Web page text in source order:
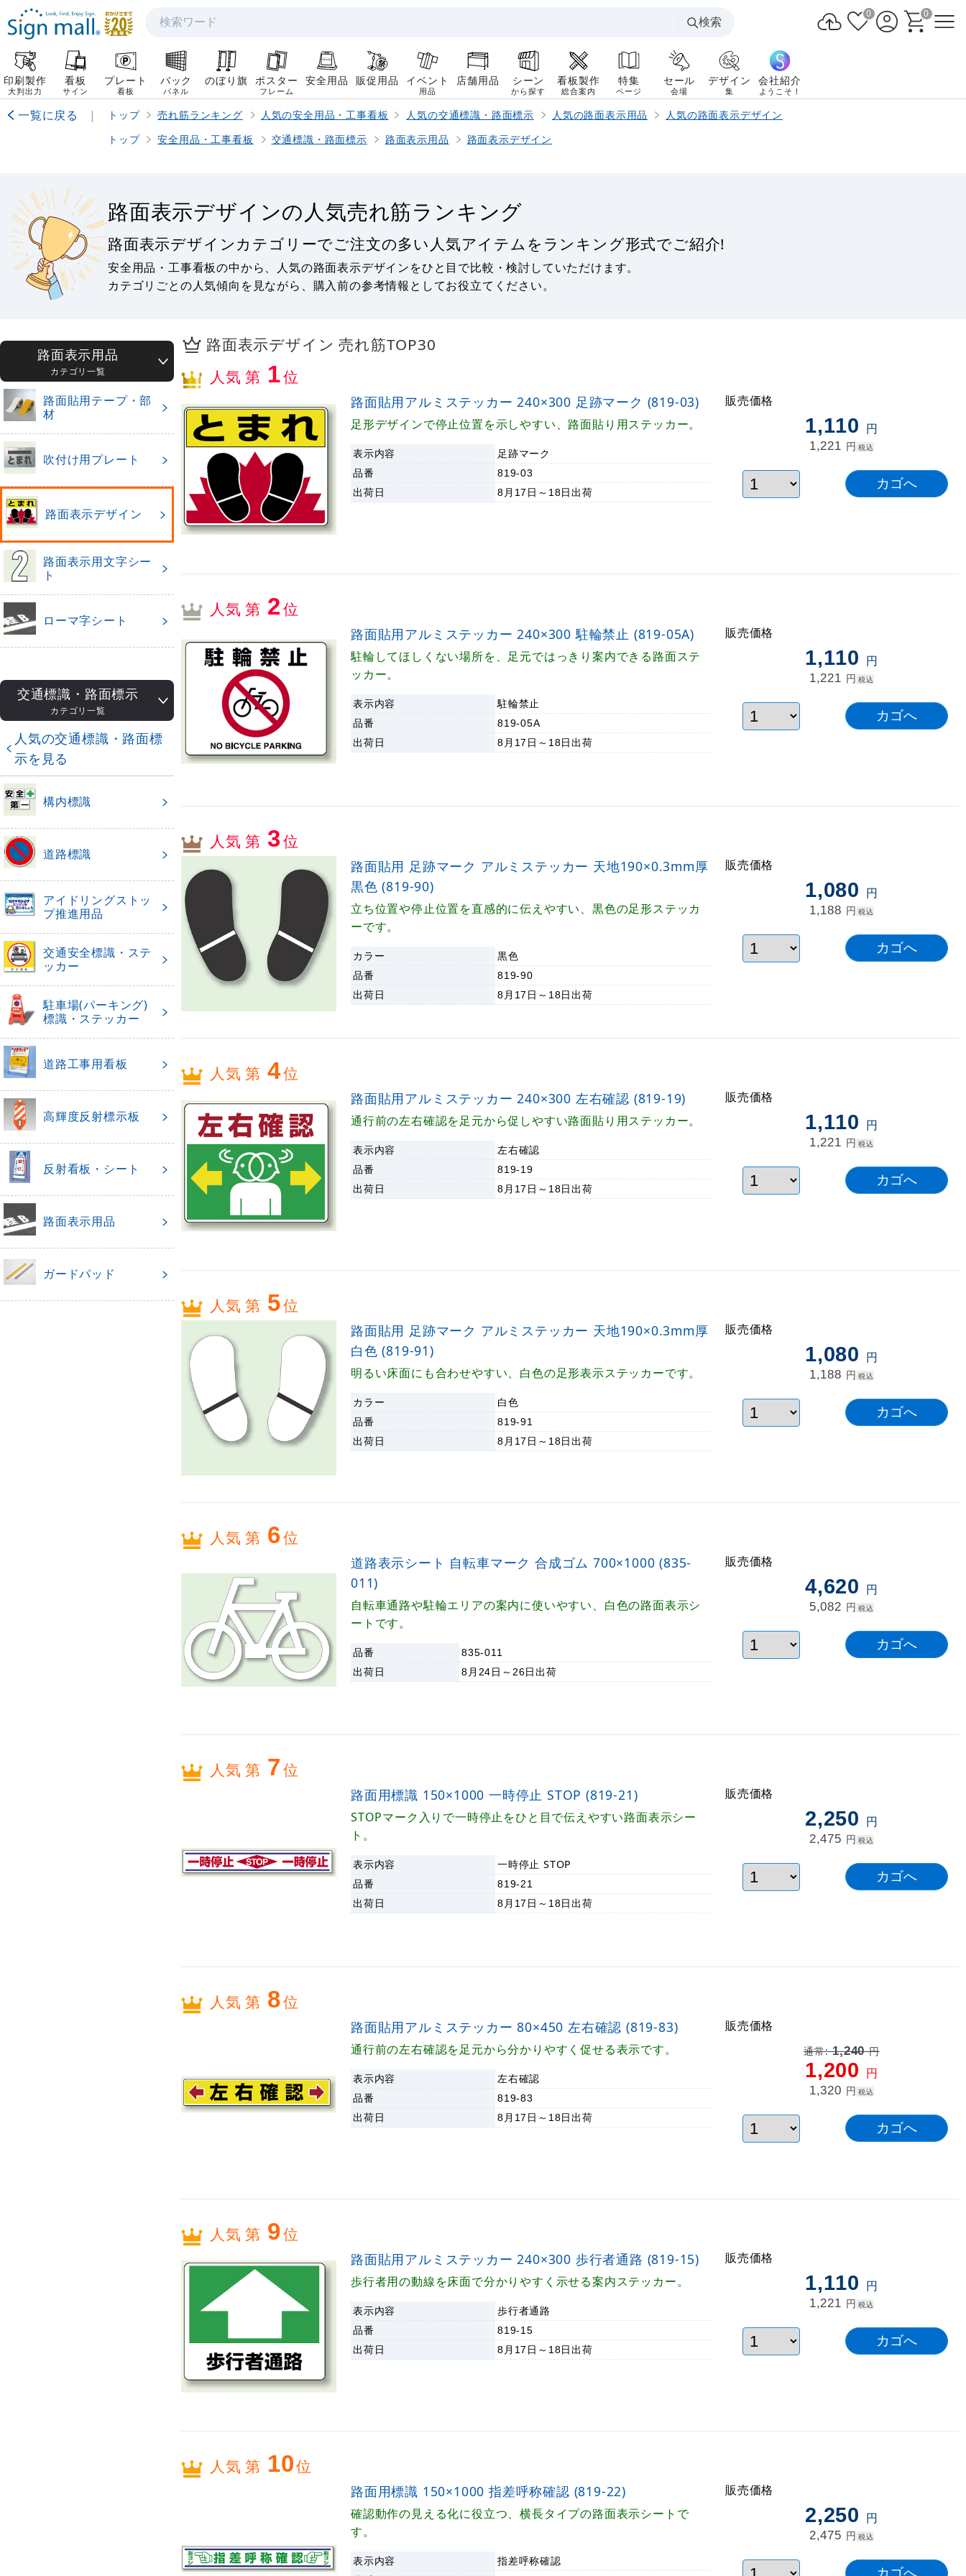
検索
検索
0 0
印刷製作
大判出力
看板
サイン
プレート
看板
バック
パネル
のぼり旗 ポスター
フレーム
安全用品 販促用品 イベント
用品
店舗用品 シーン
から探す
看板製作
総合案内
特集
ページ
セール
会場
デザイン
集
会社紹介
ようこそ！
一覧に戻る | トップ 売れ筋ランキング 人気の安全用品・工事看板 人気の交通標識・路面標示 人気の路面表示用品
人気の路面表示デザイン
トップ
安全用品・工事看板 交通標識・路面標示 路面表示用品 路面表示デザイン
路面表示デザインの人気売れ筋ランキング
路面表示デザインカテゴリーでご注文の多い人気アイテムをランキング形式でご紹介!
安全用品・工事看板の中から、人気の路面表示デザインをひと目で比較・検討していただけます。
カテゴリごとの人気傾向を見ながら、購入前の参考情報としてお役立てください。
路面表示デザイン 売れ筋TOP30
人気 第 1位
路面貼用アルミステッカー 240×300 足跡マーク (819-03)
足形デザインで停止位置を示しやすい、路面貼り用ステッカー。
表示内容
足跡マーク
品番
819-03
出荷日 8月17日～18日出荷
販売価格
1,110 円
1,221 円 税込
人気 第 2位
路面貼用アルミステッカー 240×300 駐輪禁止 (819-05A)
駐輪してほしくない場所を、足元ではっきり案内できる路面ステ
ッカー。
表示内容
駐輪禁止
品番
819-05A
出荷日 8月17日～18日出荷
販売価格
1,110 円
1,221 円 税込
人気 第 3位
路面貼用 足跡マーク アルミステッカー 天地190×0.3mm厚
黒色 (819-90)
立ち位置や停止位置を直感的に伝えやすい、黒色の足形ステッカ
ーです。
カラー
黒色
品番
819-90
出荷日 8月17日～18日出荷
販売価格
1,080 円
1,188 円 税込
人気 第 4位
路面貼用アルミステッカー 240×300 左右確認 (819-19)
通行前の左右確認を足元から促しやすい路面貼り用ステッカー。
表示内容
左右確認
品番
819-19
出荷日 8月17日～18日出荷
販売価格
1,110 円
1,221 円 税込
人気 第 5位
路面貼用 足跡マーク アルミステッカー 天地190×0.3mm厚
白色 (819-91)
明るい床面にも合わせやすい、白色の足形表示ステッカーです。
カラー
白色
品番
819-91
出荷日 8月17日～18日出荷
販売価格
1,080 円
1,188 円 税込
人気 第 6位
道路表示シート 自転車マーク 合成ゴム 700×1000 (835-
011)
自転車通路や駐輪エリアの案内に使いやすい、白色の路面表示シ
ートです。
品番 835-011
出荷日 8月24日～26日出荷
販売価格
4,620 円
5,082 円 税込
人気 第 7位
路面用標識 150×1000 一時停止 STOP (819-21)
STOPマーク入りで一時停止をひと目で伝えやすい路面表示シー
ト。
表示内容
一時停止 STOP
品番
819-21
出荷日 8月17日～18日出荷
販売価格
2,250 円
2,475 円 税込
人気 第 8位
路面貼用アルミステッカー 80×450 左右確認 (819-83)
通行前の左右確認を足元から分かりやすく促せる表示です。
表示内容
左右確認
品番
819-83
出荷日 8月17日～18日出荷
販売価格
通常:1,240円
1,200 円
1,320 円 税込
人気 第 9位
路面貼用アルミステッカー 240×300 歩行者通路 (819-15)
歩行者用の動線を床面で分かりやすく示せる案内ステッカー。
表示内容
歩行者通路
品番
819-15
出荷日 8月17日～18日出荷
販売価格
1,110 円
1,221 円 税込
人気 第 10位
路面用標識 150×1000 指差呼称確認 (819-22)
確認動作の見える化に役立つ、横長タイプの路面表示シートで
す。
表示内容
指差呼称確認
販売価格
2,250 円
2,475 円 税込
路面表示用品
カテゴリ一覧
路面貼用テープ・部
材
吹付け用プレート
路面表示デザイン
路面表示用文字シー
ト
ローマ字シート
交通標識・路面標示
カテゴリ一覧
人気の交通標識・路面標
示を見る
構内標識
道路標識
アイドリングストッ
プ推進用品
交通安全標識・ステ
ッカー
駐車場(パーキング)
標識・ステッカー
道路工事用看板
高輝度反射標示板
反射看板・シート
路面表示用品
ガードパッド